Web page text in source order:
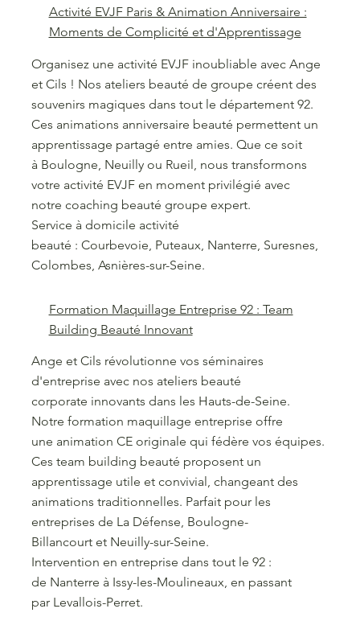
Activité EVJF Paris & Animation Anniversaire :
Moments de Complicité et d'Apprentissage
Organisez une activité EVJF inoubliable avec Ange
et Cils ! Nos ateliers beauté de groupe créent des
souvenirs magiques dans tout le département 92.
Ces animations anniversaire beauté permettent un
apprentissage partagé entre amies. Que ce soit
à Boulogne, Neuilly ou Rueil, nous transformons
votre activité EVJF en moment privilégié avec
notre coaching beauté groupe expert.
Service à domicile activité
beauté : Courbevoie, Puteaux, Nanterre, Suresnes,
Colombes, Asnières-sur-Seine.
Formation Maquillage Entreprise 92 : Team
Building Beauté Innovant
Ange et Cils révolutionne vos séminaires
d'entreprise avec nos ateliers beauté
corporate innovants dans les Hauts-de-Seine.
Notre formation maquillage entreprise offre
une animation CE originale qui fédère vos équipes.
Ces team building beauté proposent un
apprentissage utile et convivial, changeant des
animations traditionnelles. Parfait pour les
entreprises de La Défense, Boulogne-
Billancourt et Neuilly-sur-Seine.
Intervention en entreprise dans tout le 92 :
de Nanterre à Issy-les-Moulineaux, en passant
par Levallois-Perret.